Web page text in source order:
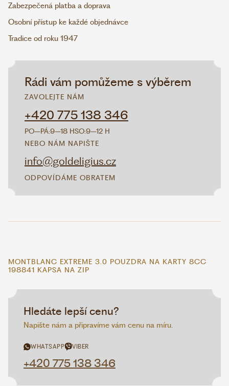
Rádi vám pomůžeme s výběrem
ZAVOLEJTE NÁM
+420 775 138 346
PO–PÁ:9–18 HSO:9–12 H
NEBO NÁM NAPIŠTE
info@goldeligius.cz
ODPOVÍDÁME OBRATEM
Zabezpečená platba a doprava
Osobní přístup ke každé objednávce
Tradice od roku 1947
MONTBLANC EXTREME 3.0 POUZDRA NA KARTY 8CC
198841 KAPSA NA ZIP
Hledáte lepší cenu?
Napište nám a připravíme vám cenu na míru.
WHATSAPP VIBER
+420 775 138 346